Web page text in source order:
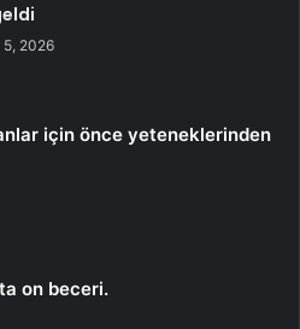
5, 2026
için önce yeteneklerinden
on beceri.